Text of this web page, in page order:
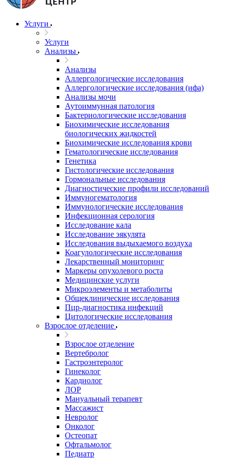
Услуги
Услуги
Анализы
Анализы
Аллергологические исследования
Аллергологические исследования (ифа)
Анализы мочи
Аутоиммунная патология
Бактериологические исследования
Биохимические исследования
биологических жидкостей
Биохимические исследования крови
Гематологические исследования
Генетика
Гистологические исследования
Гормональные исследования
Диагностические профили исследований
Иммуногематология
Иммунологические исследования
Инфекционная серология
Исследование кала
Исследование эякулята
Исследования выдыхаемого воздуха
Коагулологические исследования
Лекарственный мониторинг
Маркеры опухолевого роста
Медицинские услуги
Микроэлементы и метаболиты
Общеклинические исследования
Пцр-диагностика инфекций
Цитологические исследования
Взрослое отделение
Взрослое отделение
Вертебролог
Гастроэнтеролог
Гинеколог
Кардиолог
ЛОР
Мануальный терапевт
Массажист
Невролог
Онколог
Остеопат
Офтальмолог
Педиатр